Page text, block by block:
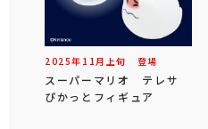
2025年 11 月 上旬 登場
スーパーマリオ テレサ
ぴかっとフィギュア